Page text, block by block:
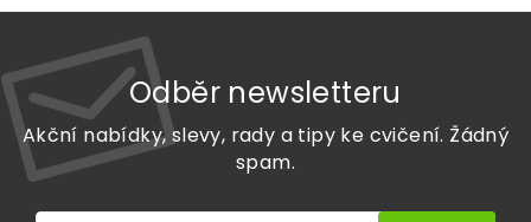
Odběr newsletteru
Akční nabídky, slevy, rady a tipy ke cvičení. Žádný
spam.